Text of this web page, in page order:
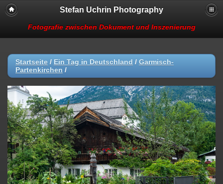
Stefan Uchrin Photography
Fotografie zwischen Dokument und Inszenierung
Startseite / Ein Tag in Deutschland / Garmisch-
Partenkirchen /